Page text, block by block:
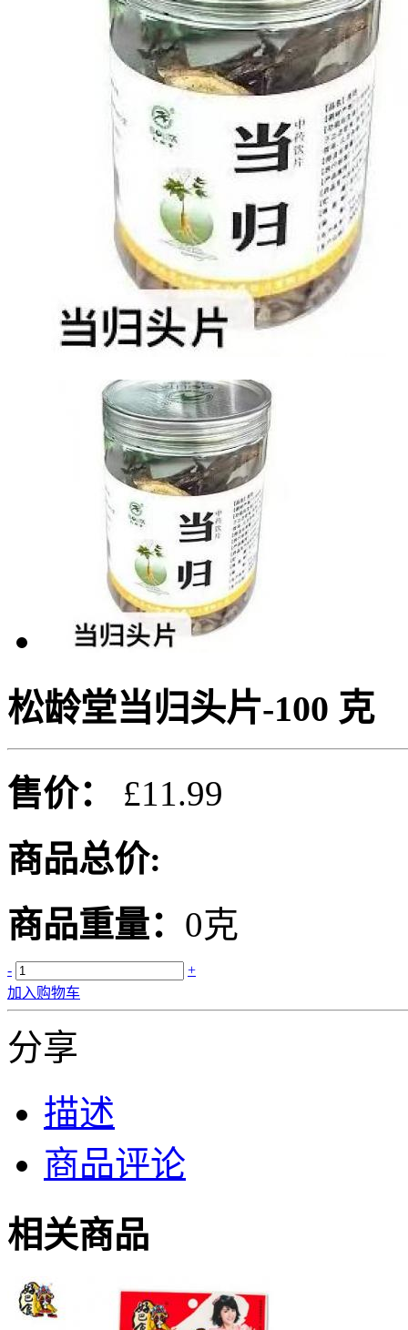
松龄堂当归头片-100 克
售价：
£11.99
商品总价:
商品重量： 0克
-
+
加入购物车
分享
描述
商品评论
相关商品